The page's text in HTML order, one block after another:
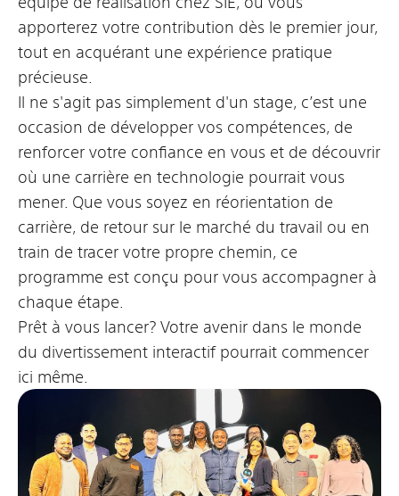
apporterez votre contribution dès le premier jour,
tout en acquérant une expérience pratique
précieuse.
Il ne s'agit pas simplement d'un stage, c’est une
occasion de développer vos compétences, de
renforcer votre confiance en vous et de découvrir
où une carrière en technologie pourrait vous
mener. Que vous soyez en réorientation de
carrière, de retour sur le marché du travail ou en
train de tracer votre propre chemin, ce
programme est conçu pour vous accompagner à
chaque étape.
Prêt à vous lancer? Votre avenir dans le monde
du divertissement interactif pourrait commencer
ici même.